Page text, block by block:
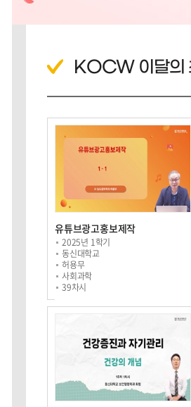
KOCW 이달의
유튜브광고홍보제작
2025년 1학기
동신대학교
허용무
사회과학
39차시